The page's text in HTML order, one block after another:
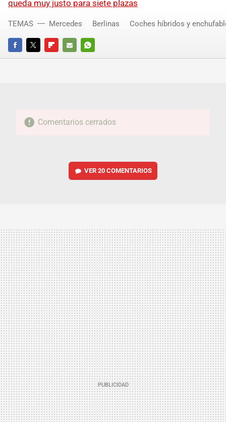
queda muy justo para siete plazas
FACEBOOKTWITTERFLIPBOARD
E-
WHATSAPP
TEMAS Mercedes Berlinas Coches híbridos y
Comentarios cerrados
VER 20 COMENTARIOS